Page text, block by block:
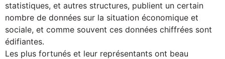
statistiques, et autres structures, publient un certain
nombre de données sur la situation économique et
sociale, et comme souvent ces données chiffrées sont
édifiantes.
Les plus fortunés et leur représentants ont beau